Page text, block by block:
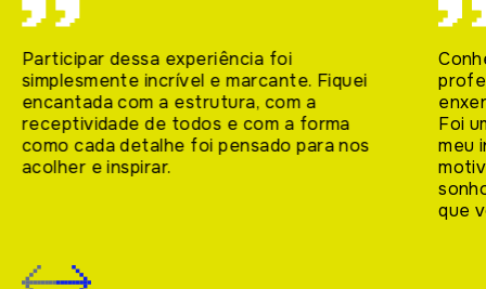
Participar dessa experiência foi
simplesmente incrível e marcante. Fiquei
encantada com a estrutura, com a
receptividade de todos e com a forma
como cada detalhe foi pensado para nos
acolher e inspirar.
Foi
meu
que